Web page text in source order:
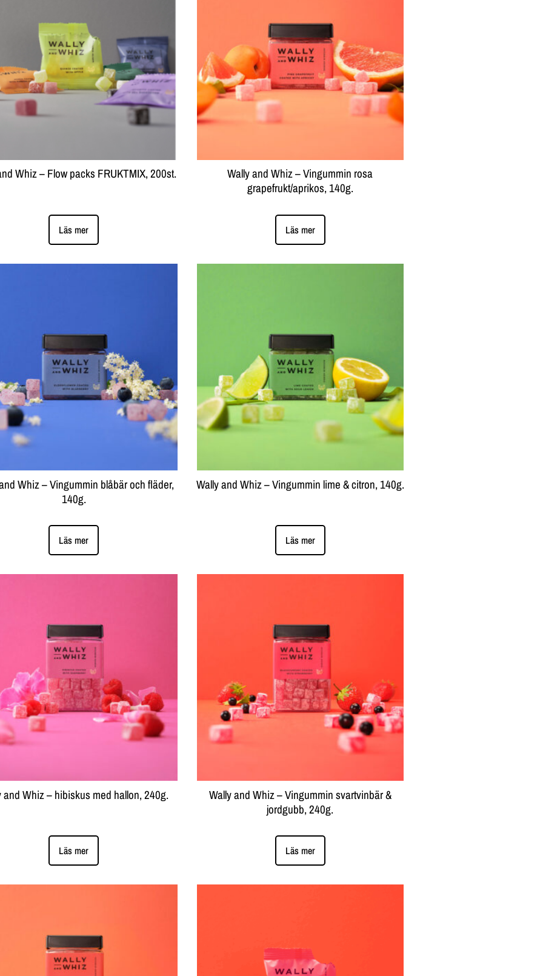
Whiz – Flow packs FRUKTMIX, 200st.
Läs mer
Wally and Whiz – Vingummin rosa
grapefrukt/aprikos, 140g.
Läs mer
Whiz – Vingummin blåbär och fläder,
140g.
Läs mer
Wally and Whiz – Vingummin lime & citron, 140g.
Läs mer
and Whiz – hibiskus med hallon, 240g.
Läs mer
Wally and Whiz – Vingummin svartvinbär &
jordgubb, 240g.
Läs mer